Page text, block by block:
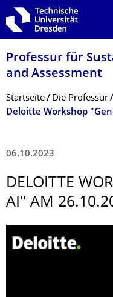
Zur Hauptnavigation
Zur Suche springen
Zum Inhalt springen
Professur für
and Assessment
Breadcrumb-Menü
Startseite Die Professur
Deloitte Workshop
06.10.2023
DELOITTE
AI" AM